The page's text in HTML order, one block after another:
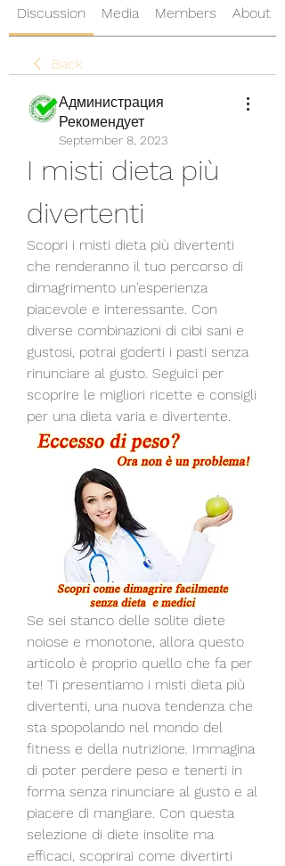
Discussion Media Members About
Back
Администрация
Рекомендует
September 8, 2023
I misti dieta più
divertenti
Scopri i misti dieta più divertenti
che renderanno il tuo percorso di
dimagrimento un'esperienza
piacevole e interessante. Con
diverse combinazioni di cibi sani e
gustosi, potrai goderti i pasti senza
rinunciare al gusto. Seguici per
scoprire le migliori ricette e consigli
per una dieta varia e divertente.
Se sei stanco delle solite diete
noiose e monotone, allora questo
articolo è proprio quello che fa per
te! Ti presentiamo i misti dieta più
divertenti, una nuova tendenza che
sta spopolando nel mondo del
fitness e della nutrizione. Immagina
di poter perdere peso e tenerti in
forma senza rinunciare al gusto e al
piacere di mangiare. Con questa
selezione di diete insolite ma
efficaci, scoprirai come divertirti